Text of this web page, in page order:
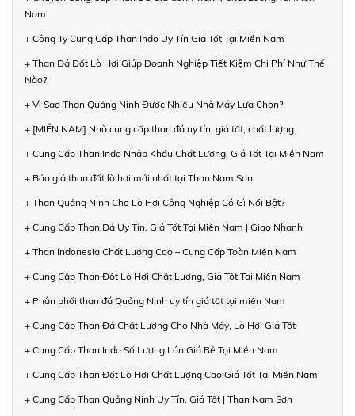
Nam
+ Công Ty Cung Cấp Than Indo Uy Tín Giá Tốt Tại Miền Nam
+ Than Đá Đốt Lò Hơi Giúp Doanh Nghiệp Tiết Kiệm Chi Phí Như Thế
Nào?
+ Vì Sao Than Quảng Ninh Được Nhiều Nhà Máy Lựa Chọn?
+ [MIỀN NAM] Nhà cung cấp than đá uy tín, giá tốt, chất lượng
+ Cung Cấp Than Indo Nhập Khẩu Chất Lượng, Giá Tốt Tại Miền Nam
+ Báo giá than đốt lò hơi mới nhất tại Than Nam Sơn
+ Than Quảng Ninh Cho Lò Hơi Công Nghiệp Có Gì Nổi Bật?
+ Cung Cấp Than Đá Uy Tín, Giá Tốt Tại Miền Nam | Giao Nhanh
+ Than Indonesia Chất Lượng Cao – Cung Cấp Toàn Miền Nam
+ Cung Cấp Than Đốt Lò Hơi Chất Lượng, Giá Tốt Tại Miền Nam
+ Phân phối than đá Quảng Ninh uy tín giá tốt tại miền Nam
+ Cung Cấp Than Đá Chất Lượng Cho Nhà Máy, Lò Hơi Giá Tốt
+ Cung Cấp Than Indo Số Lượng Lớn Giá Rẻ Tại Miền Nam
+ Cung Cấp Than Đốt Lò Hơi Chất Lượng Cao Giá Tốt Tại Miền Nam
+ Cung Cấp Than Quảng Ninh Uy Tín, Giá Tốt | Than Nam Sơn